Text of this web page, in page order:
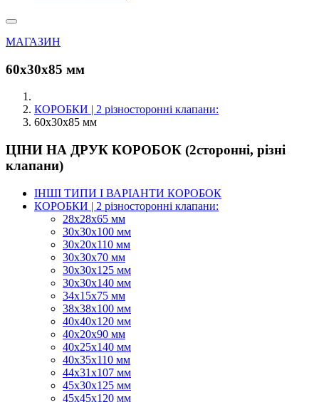
МАГАЗИН
60х30х85 мм
КОРОБКИ | 2 різносторонні клапани:
60х30х85 мм
ЦІНИ НА ДРУК КОРОБОК (2сторонні, різні
клапани)
ІНШІ ТИПИ І ВАРІАНТИ КОРОБОК
КОРОБКИ | 2 різносторонні клапани:
28х28х65 мм
30х30х100 мм
30х20х110 мм
30х30х70 мм
30х30х125 мм
30х30х140 мм
34х15х75 мм
38х38х100 мм
40х40х120 мм
40х20х90 мм
40х25х140 мм
40х35х110 мм
44х31х107 мм
45х30х125 мм
45х45х120 мм